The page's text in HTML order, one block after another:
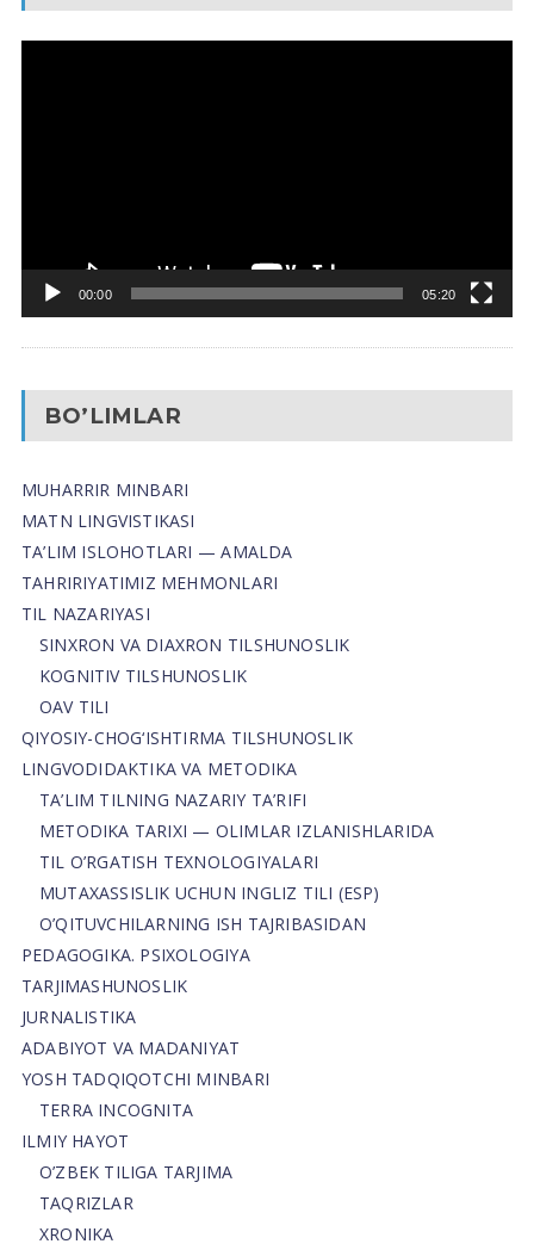
00:00 05:20
BO’LIMLAR
MUHARRIR MINBARI
MATN LINGVISTIKASI
TA’LIM ISLOHOTLARI — AMALDA
TAHRIRIYATIMIZ MEHMONLARI
TIL NAZARIYASI
SINXRON VA DIAXRON TILSHUNOSLIK
KOGNITIV TILSHUNOSLIK
OAV TILI
QIYOSIY-CHOG‘ISHTIRMA TILSHUNOSLIK
LINGVODIDAKTIKA VA METODIKA
TA’LIM TILNING NAZARIY TA’RIFI
METODIKA TARIXI — OLIMLAR IZLANISHLARIDA
TIL O’RGATISH TEXNOLOGIYALARI
MUTAXASSISLIK UCHUN INGLIZ TILI (ESP)
O’QITUVCHILARNING ISH TAJRIBASIDAN
PEDAGOGIKA. PSIXOLOGIYA
TARJIMASHUNOSLIK
JURNALISTIKA
ADABIYOT VA MADANIYAT
YOSH TADQIQOTCHI MINBARI
TERRA INCOGNITA
ILMIY HAYOT
O’ZBEK TILIGA TARJIMA
TAQRIZLAR
XRONIKA